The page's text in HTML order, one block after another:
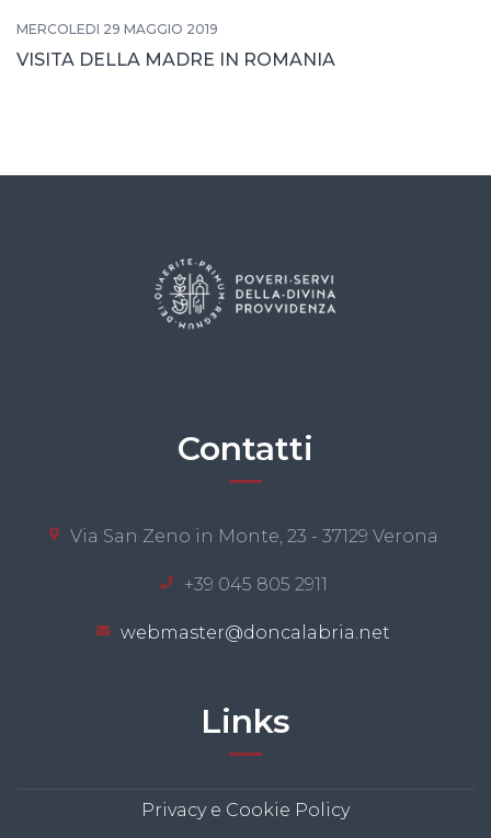
MERCOLEDÌ 29 MAGGIO 2019
VISITA DELLA MADRE IN ROMANIA
Contatti
Via San Zeno in Monte, 23 - 37129 Verona
+39 045 805 2911
webmaster@doncalabria.net
Links
Privacy e Cookie Policy